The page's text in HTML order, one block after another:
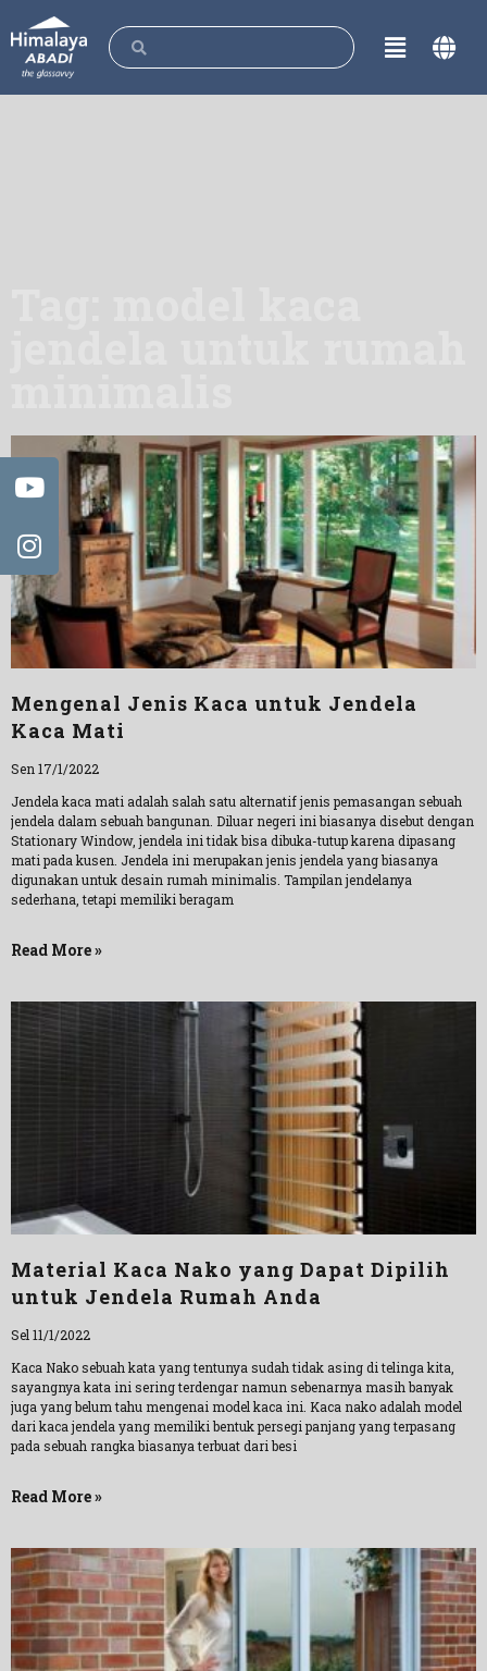
Mengenal Jenis Kaca untuk Jendela
Kaca Mati
Sen 17/1/2022
Jendela kaca mati adalah salah satu alternatif jenis pemasangan sebuah
jendela dalam sebuah bangunan. Diluar negeri ini biasanya disebut dengan
Stationary Window, jendela ini tidak bisa dibuka-tutup karena dipasang
mati pada kusen. Jendela ini merupakan jenis jendela yang biasanya
digunakan untuk desain rumah minimalis. Tampilan jendelanya
sederhana, tetapi memiliki beragam
Read More »
Material Kaca Nako yang Dapat Dipilih
untuk Jendela Rumah Anda
Sel 11/1/2022
Kaca Nako sebuah kata yang tentunya sudah tidak asing di telinga kita,
sayangnya kata ini sering terdengar namun sebenarnya masih banyak
juga yang belum tahu mengenai model kaca ini. Kaca nako adalah model
dari kaca jendela yang memiliki bentuk persegi panjang yang terpasang
pada sebuah rangka biasanya terbuat dari besi
Read More »